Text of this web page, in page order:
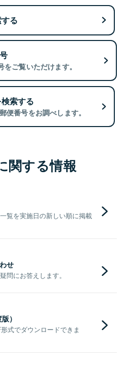
る
ご覧いただけます。
索する
便番号をお調べします。
関する情報
覧を実施日の新しい順に掲載
せ
問にお答えします。
）
式でダウンロードできま